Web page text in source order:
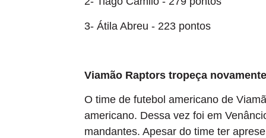
3- Átila Abreu - 223 pontos
Viamão Raptors tropeça
O time de futebol americano de
americano. Dessa vez foi em
mandantes. Apesar do time ter